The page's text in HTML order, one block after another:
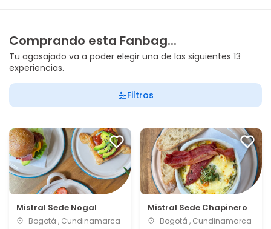
Comprando esta Fanbag...
Tu agasajado va a poder elegir una de las siguientes 13
experiencias.
Filtros
Mistral Sede Nogal
Bogotá , Cundinamarca
Mistral Sede Chapinero
Bogotá , Cundinamarca